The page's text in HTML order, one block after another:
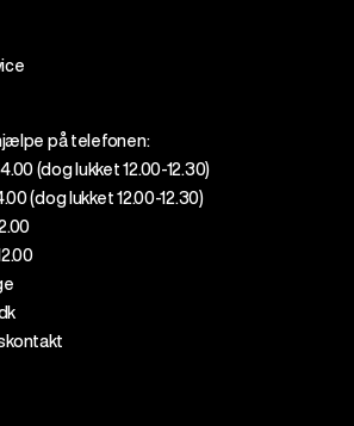
på telefonen:
(dog lukket 12.00-12.30)
(dog lukket 12.00-12.30)